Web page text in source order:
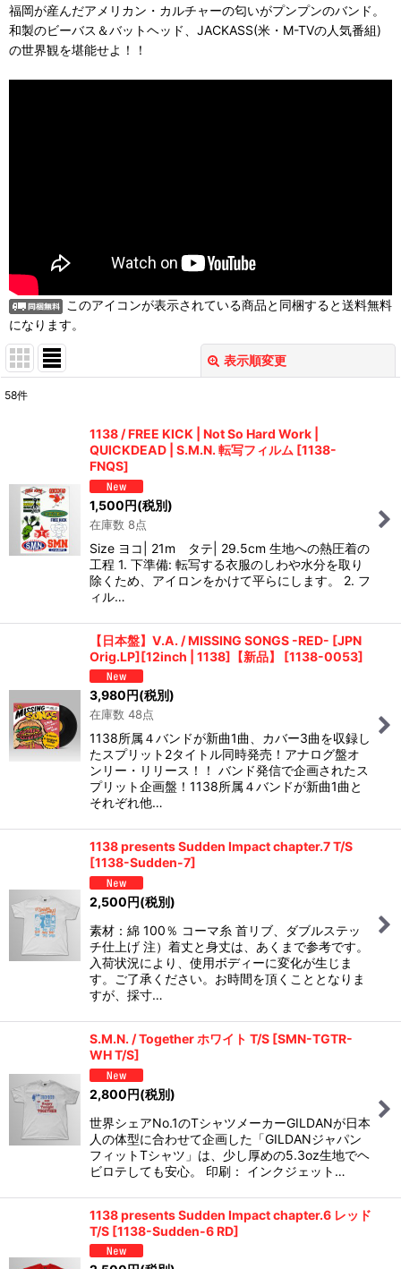
福岡が産んだアメリカン・カルチャーの匂いがプンプンのバンド。
和製のビーバス＆バットヘッド、JACKASS(米・M-TVの人気番組)
の世界観を堪能せよ！！
このアイコンが表示されている商品と同梱すると送料無料
になります。
表示順変更
58件
1138 / FREE KICK | Not So Hard Work |
QUICKDEAD | S.M.N. 転写フィルム [1138-
FNQS]
1,500円(税別)
在庫数 8点
Size ヨコ| 21m タテ| 29.5cm 生地への熱圧着の
工程 1. 下準備: 転写する衣服のしわや水分を取り
除くため、アイロンをかけて平らにします。 2. フ
ィル…
【日本盤】V.A. / MISSING SONGS -RED- [JPN
Orig.LP][12inch | 1138]【新品】
[1138-0053]
3,980円(税別)
在庫数 48点
1138所属４バンドが新曲1曲、カバー3曲を収録し
たスプリット2タイトル同時発売！アナログ盤オ
ンリー・リリース！！ バンド発信で企画されたス
プリット企画盤！1138所属４バンドが新曲1曲と
それぞれ他…
1138 presents Sudden Impact chapter.7 T/S
[1138-Sudden-7]
2,500円(税別)
素材：綿 100％ コーマ糸 首リブ、ダブルステッ
チ仕上げ 注）着丈と身丈は、あくまで参考です。
入荷状況により、使用ボディーに変化が生じま
す。ご了承ください。お時間を頂くこととなりま
すが、採寸…
S.M.N. / Together ホワイト T/S [SMN-TGTR-
WH T/S]
2,800円(税別)
世界シェアNo.1のTシャツメーカーGILDANが日本
人の体型に合わせて企画した「GILDANジャパン
フィットTシャツ」は、少し厚めの5.3oz生地でヘ
ビロテしても安心。 印刷： インクジェット…
1138 presents Sudden Impact chapter.6 レッド
T/S [1138-Sudden-6 RD]